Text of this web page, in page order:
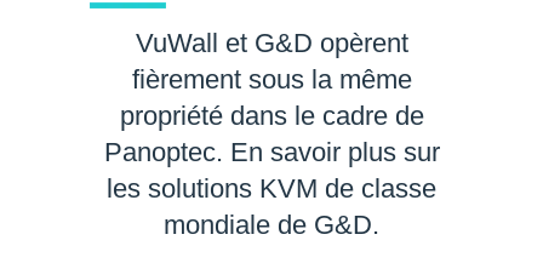
VuWall et G&D opèrent
fièrement sous la même
propriété dans le cadre de
Panoptec. En savoir plus sur
les solutions KVM de classe
mondiale de G&D.